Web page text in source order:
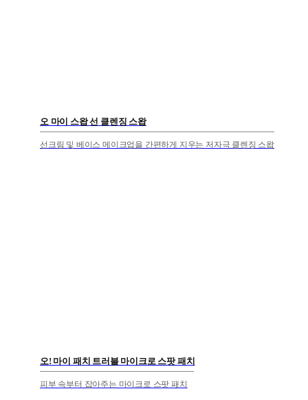
오 마이 스왑 선 클렌징 스왑
선크림 및 베이스 메이크업을 간편하게 지우는 저자극 클렌징 스왑
오! 마이 패치 트러블 마이크로 스팟 패치
피부 속부터 잡아주는 마이크로 스팟 패치